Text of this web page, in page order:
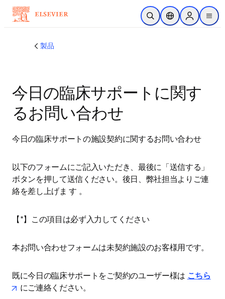
メインのコンテンツにスキップ
検索を開くロケーションセレ
Sign in to
menu
製品
今日の臨床サポートに関す
るお問い合わせ
今日の臨床サポートの施設契約に関するお問い合わせ
以下のフォームにご記入いただき、最後に「送信する」
ボタンを押して送信ください。後日、弊社担当よりご連
絡を差し上げま す 。
【*】この項目は必ず入力してください
本お問い合わせフォームは未契約施設のお客様用です。
既に今日の臨床サポートをご契約のユーザー様は こちら
opens in new tab/window
にご連絡ください。